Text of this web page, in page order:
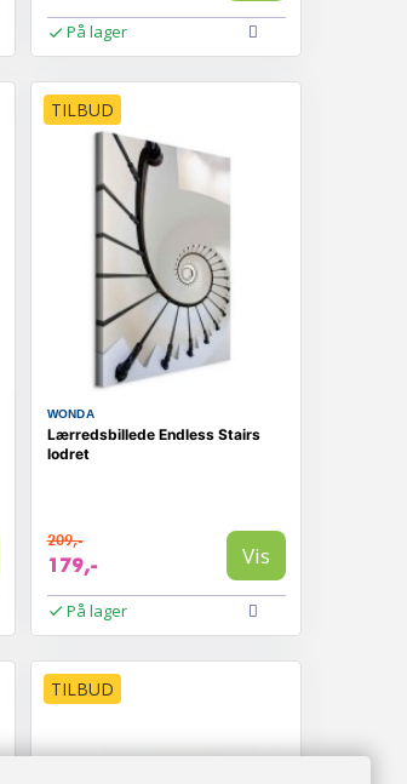
På lager
TILBUD
WONDA
Lærredsbillede Endless Stairs
lodret
209,-
179,- Vis
På lager
TILBUD